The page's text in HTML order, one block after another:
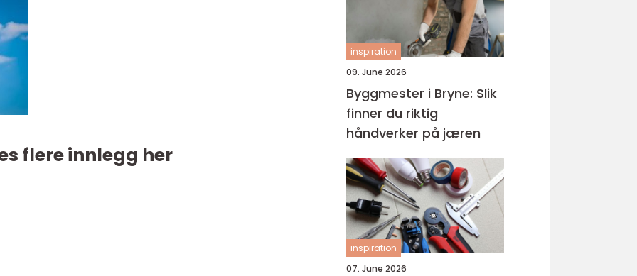
flere innlegg her
inspiration
09. June 2026
Byggmester i Bryne: Slik
finner du riktig
håndverker på jæren
inspiration
07. June 2026